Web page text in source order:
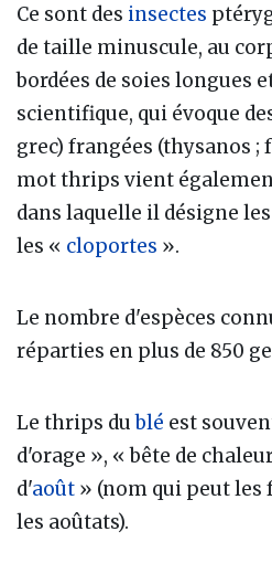
Ce sont des insectes
de taille minuscule, au
bordées de soies longues
scientifique, qui évoque
grec) frangées (thysanos ;
mot thrips vient
dans laquelle il désigne
les « cloportes ».
Le nombre d'espèces
réparties en plus de 850
Le thrips dublé est
d'orage », « bête de
d'août » (nom qui peut les
les aoûtats).